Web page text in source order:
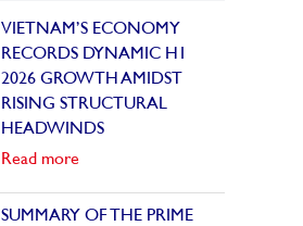
VIETNAM’S ECONOMY
RECORDS DYNAMIC H1
2026 GROWTH AMIDST
RISING STRUCTURAL
HEADWINDS
Read more
SUMMARY OF THE PRIME